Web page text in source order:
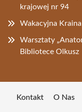
krajowej nr 94
Wakacyjna
Warsztaty
Bibliotece Olkusz
Kontakt O Nas